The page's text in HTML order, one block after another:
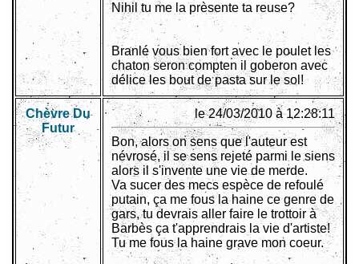
Nihil tu me la prèsente ta reuse?
Branlé vous bien fort avec le poulet les
chaton seron compten il goberon avec
délice les bout de pasta sur le sol!
Chèvre Du
Futur
le 24/03/2010 à 12:28:11
Bon, alors on sens que l'auteur est
névrosé, il se sens rejeté parmi le siens
alors il s'invente une vie de merde.
Va sucer des mecs espèce de refoulé
putain, ça me fous la haine ce genre de
gars, tu devrais aller faire le trottoir à
Barbès ça t'apprendrais la vie d'artiste!
Tu me fous la haine grave mon coeur.